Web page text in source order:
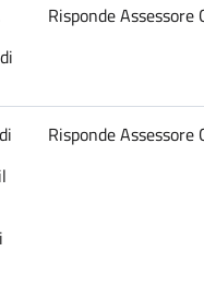
Risponde Assessore
Risponde